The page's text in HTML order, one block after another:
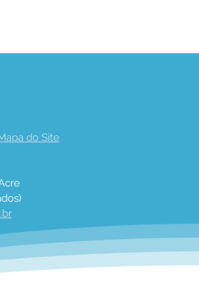
do Site